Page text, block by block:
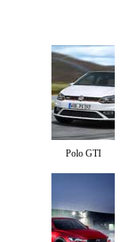
Polo GTI